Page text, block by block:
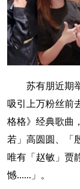
苏有朋近期举
吸引上万粉丝前
格格》经典歌曲
若」高圆圆、「
唯有「赵敏」贾
憾......」。